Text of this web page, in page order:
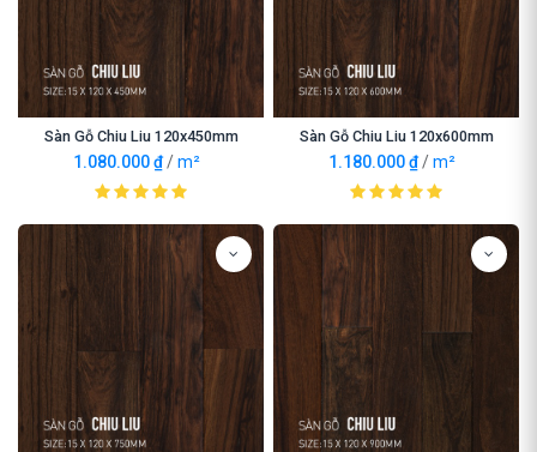
Sàn Gỗ Chiu Liu 120x450mm
1.080.000₫ /m²
Sàn Gỗ Chiu Liu 120x600mm
1.180.000₫ /m²